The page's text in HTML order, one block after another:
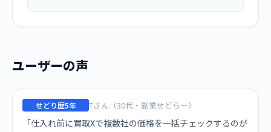
ユーザーの声
せどり歴5年 Tさん（30代・副業せどらー）
「仕入れ前に買取Xで複数社の価格を一括チェックするのが